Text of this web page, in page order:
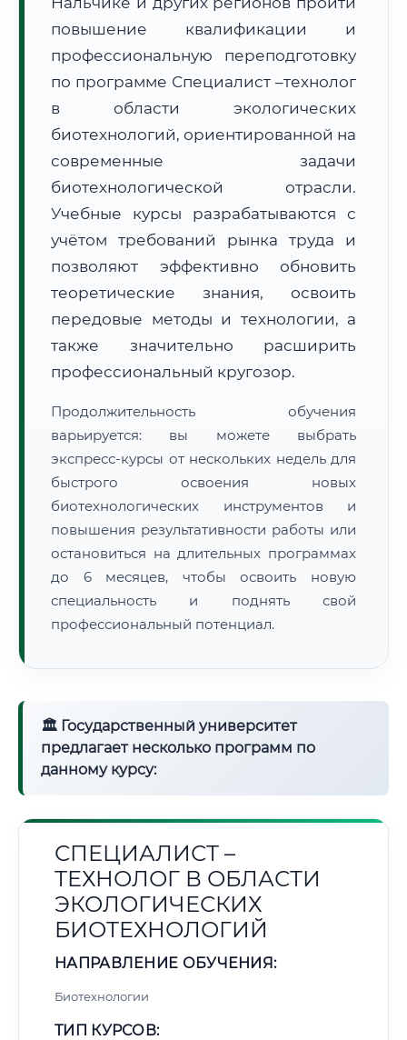
Расчет логистики оригиналов:
• Маршрут транзита:~3 076 км
повышение квалификации и
профессиональную переподготовку
по программе Специалист –технолог
в области экологических
биотехнологий, ориентированной на
современные задачи
биотехнологической отрасли.
Учебные курсы разрабатываются с
учётом требований рынка труда и
позволяют эффективно обновить
теоретические знания, освоить
передовые методы и технологии, а
также значительно расширить
профессиональный кругозор.
Продолжительность обучения
варьируется: вы можете выбрать
экспресс-курсы от нескольких недель для
быстрого освоения новых
биотехнологических инструментов и
повышения результативности работы или
остановиться на длительных программах
до 6 месяцев, чтобы освоить новую
специальность и поднять свой
профессиональный потенциал.
🏛 Государственный университет
предлагает несколько программ по
данному курсу:
СПЕЦИАЛИСТ –
ТЕХНОЛОГ В ОБЛАСТИ
ЭКОЛОГИЧЕСКИХ
БИОТЕХНОЛОГИЙ
НАПРАВЛЕНИЕ ОБУЧЕНИЯ:
Биотехнологии
ТИП КУРСОВ: